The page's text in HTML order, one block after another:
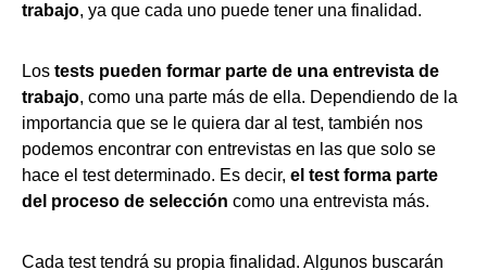
trabajo, ya que cada uno puede tener una finalidad.
Los tests pueden formar parte de una entrevista de
trabajo, como una parte más de ella. Dependiendo de la
importancia que se le quiera dar al test, también nos
podemos encontrar con entrevistas en las que solo se
hace el test determinado. Es decir, el test forma parte
del proceso de selección como una entrevista más.
Cada test tendrá su propia finalidad. Algunos buscarán